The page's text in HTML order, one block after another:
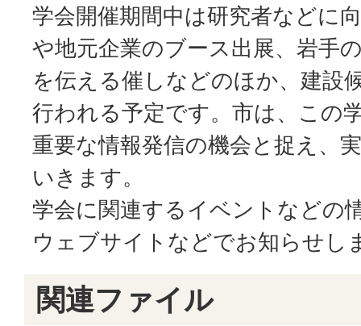
学会開催期間中は研究者などに
や地元企業のブース出展、岩手
を伝える催しなどのほか、建設
行われる予定です。市は、この
重要な情報発信の機会と捉え、
いきます。
学会に関連するイベントなどの
ウェブサイトなどでお知らせし
関連ファイル